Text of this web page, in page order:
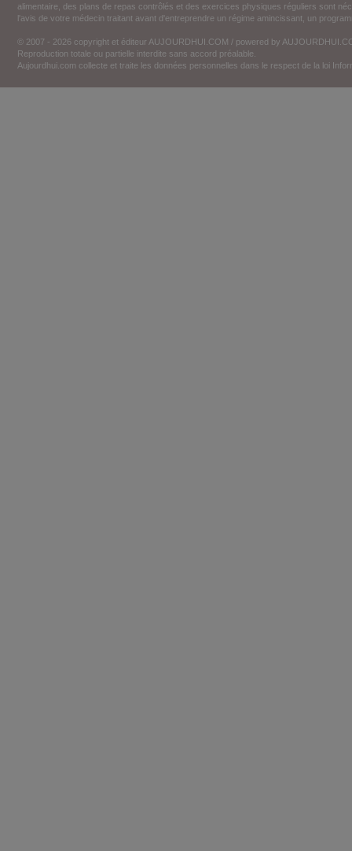
alimentaire, des plans de repas contrôlés et des exercices physiques réguliers sont
l'avis de votre médecin traitant avant d'entreprendre un régime amincissant, un
© 2007 - 2026 copyright et éditeur AUJOURDHUI.COM / powered by
Reproduction totale ou partielle interdite sans accord préalable.
Aujourdhui.com collecte et traite les données personnelles dans le respect de la loi